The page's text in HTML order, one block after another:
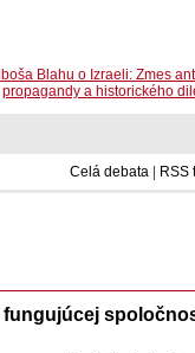
Blahu o Izraeli: Zmes
propagandy a historického
Celá debata RSS
fungujúcej